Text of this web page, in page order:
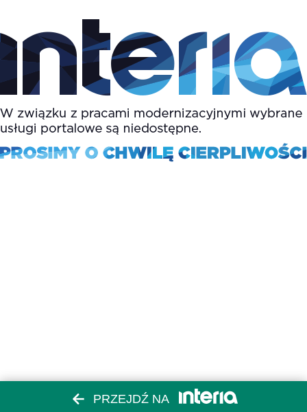
PRZEJDŹ NA